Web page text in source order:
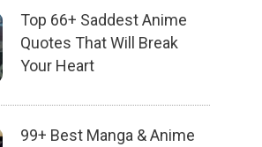
Top 66+ Saddest Anime
Quotes That Will Break
Your Heart
99+ Best Manga & Anime